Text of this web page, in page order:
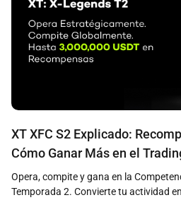
XT XFC S2 Explicado:
Cómo Ganar Más en el
Opera, compite y gana en la
Temporada 2. Convierte tu actividad